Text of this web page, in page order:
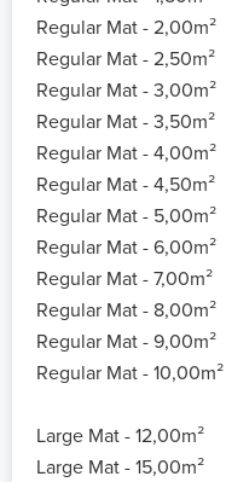
Regular Mat - 2,00m²
Regular Mat - 2,50m²
Regular Mat - 3,00m²
Regular Mat - 3,50m²
Regular Mat - 4,00m²
Regular Mat - 4,50m²
Regular Mat - 5,00m²
Regular Mat - 6,00m²
Regular Mat - 7,00m²
Regular Mat - 8,00m²
Regular Mat - 9,00m²
Regular Mat - 10,00m²
Large Mat - 12,00m²
Large Mat - 15,00m²